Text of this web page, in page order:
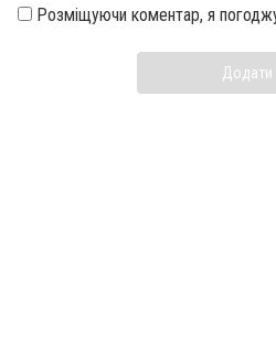
Розміщуючи коментар, я
Додати